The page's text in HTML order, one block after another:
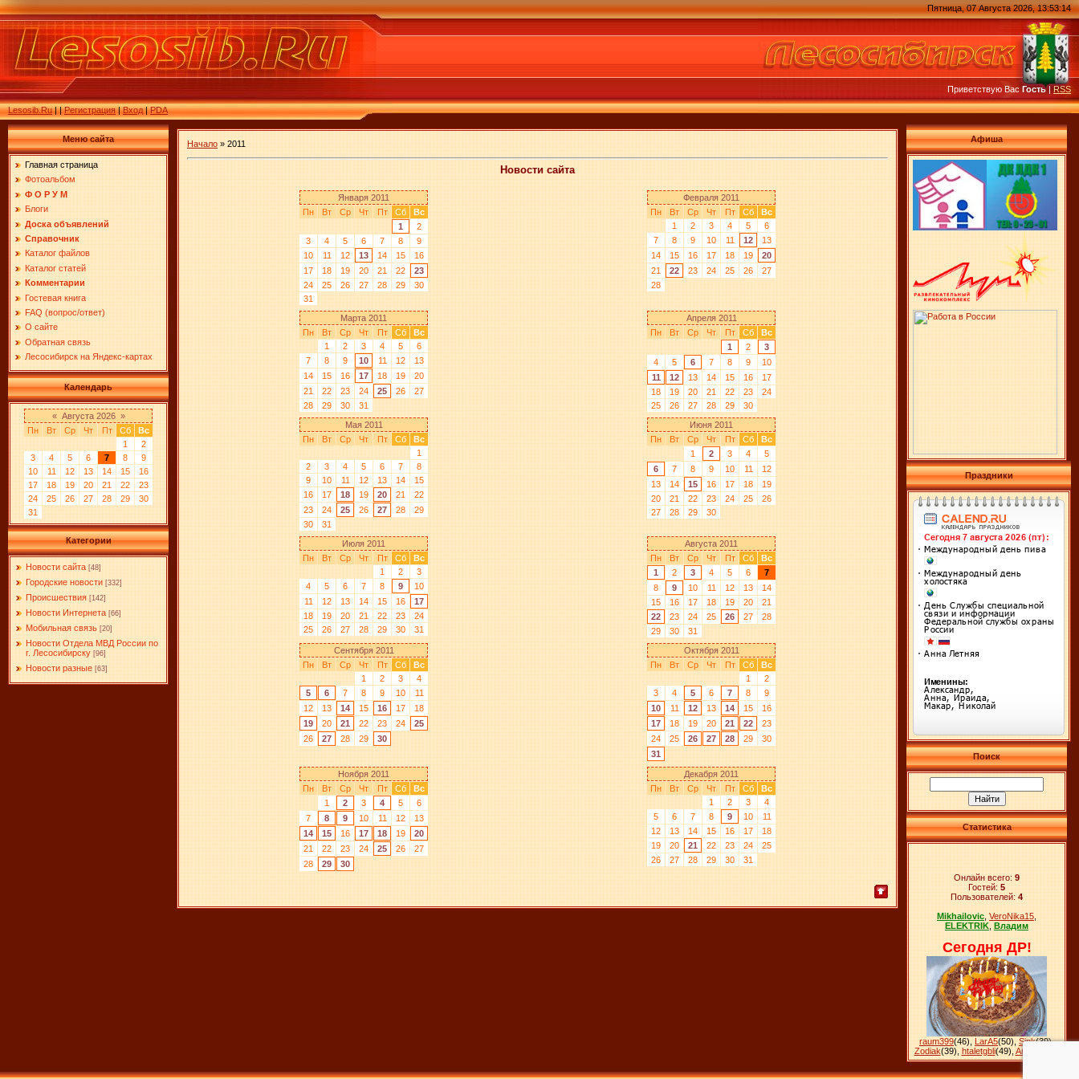
Lesosib.Ru||Регистрация|Вход|PDA
Пятница, 07 Августа 2026, 13:53:14
Приветствую ВасГость|RSS
Меню сайта
Главная страница
Фотоальбом
Ф О Р У М
Блоги
Доска объявлений
Справочник
Каталог файлов
Каталог статей
Комментарии
Гостевая книга
FAQ (вопрос/ответ)
О сайте
Обратная связь
Лесосибирск на Яндекс-картах
Календарь
« Августа 2026 »
Пн
Вт Ср Чт Пт Сб
Вс
1
2
3
4 5 6 7 8
9
10
11 12 13 14 15
16
17
18 19 20 21 22
23
24
25 26 27 28 29
30
31
Категории
Новости сайта [48]
Городские новости [332]
Происшествия [142]
Новости Интернета [66]
Мобильная связь [20]
Новости Отдела МВД России по
г. Лесосибирску [96]
Новости разные [63]
Начало » 2011
Новости сайта
Января 2011
Пн
Вт Ср Чт Пт Сб
Вс
1
2
3
4 5 6 7 8
9
10
11 12 13 14 15
16
17
18 19 20 21 22
23
24
25 26 27 28 29
30
31
Февраля 2011
Пн
Вт Ср Чт Пт Сб
Вс
1
2 3 4 5
6
7
8 9 10 11 12
13
14
15 16 17 18 19
20
21
22 23 24 25 26
27
28
Марта 2011
Пн
Вт Ср Чт Пт Сб
Вс
1
2 3 4 5
6
7
8 9 10 11 12
13
14
15 16 17 18 19
20
21
22 23 24 25 26
27
28
29 30 31
Апреля 2011
Пн
Вт Ср Чт Пт Сб
Вс
1
2
3
4
5 6 7 8 9
10
11
12 13 14 15 16
17
18
19 20 21 22 23
24
25
26 27 28 29
30
Мая 2011
Пн
Вт Ср Чт Пт Сб
Вс
1
2
3 4 5 6 7
8
9
10 11 12 13 14
15
16
17 18 19 20 21
22
23
24 25 26 27 28
29
30
31
Июня 2011
Пн
Вт Ср Чт Пт Сб
Вс
1
2 3 4
5
6
7 8 9 10 11
12
13
14 15 16 17 18
19
20
21 22 23 24 25
26
27
28 29 30
Июля 2011
Пн
Вт Ср Чт Пт Сб
Вс
1
2
3
4
5 6 7 8 9
10
11
12 13 14 15 16
17
18
19 20 21 22 23
24
25
26 27 28 29 30 31
Августа 2011
Пн
Вт Ср Чт Пт Сб
Вс
1
2 3 4 5 6
7
8
9 10 11 12 13
14
15
16 17 18 19 20
21
22
23 24 25 26 27
28
29
30
31
Сентября 2011
Пн
Вт Ср Чт Пт Сб
Вс
1
2 3
4
5
6 7 8 9 10
11
12
13 14 15 16 17
18
19
20 21 22 23 24
25
26
27 28 29 30
Октября 2011
Пн
Вт Ср Чт Пт Сб
Вс
1
2
3
4 5 6 7 8
9
10
11 12 13 14 15
16
17
18 19 20 21 22
23
24
25 26 27 28 29
30
31
Ноября 2011
Пн
Вт Ср Чт Пт Сб
Вс
1
2 3 4 5
6
7
8 9 10 11 12
13
14
15 16 17 18 19
20
21
22 23 24 25 26
27
28
29 30
Декабря 2011
Пн
Вт Ср Чт Пт Сб
Вс
1
2 3
4
5
6 7 8 9 10
11
12
13 14 15 16 17
18
19
20 21 22 23 24
25
26
27 28 29 30 31
Афиша
Праздники
Поиск
Статистика
Онлайн всего: 9
Гостей: 5
Пользователей: 4
Mikhailovic VeroNika15
ELEKTRIK Владим
Сегодня ДР!
raum399(46) LarA5(50) Sink(39),
Zodiak(39) htaletgbli(49) Ankara